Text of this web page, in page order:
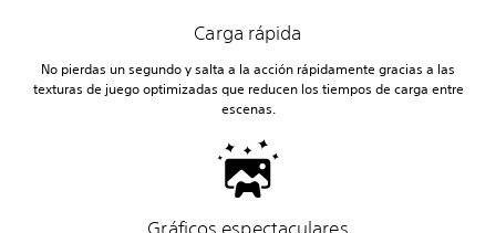
Carga rápida
No pierdas un segundo y salta a la acción rápidamente gracias a las
texturas de juego optimizadas que reducen los tiempos de carga entre
escenas.
Gráficos espectaculares